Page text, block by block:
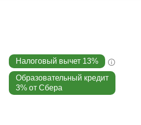
Налоговый вычет 13%
Образовательный кредит
3% от Сбера